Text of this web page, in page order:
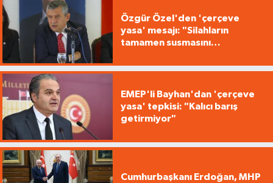
Özgür Özel'den 'çerçeve
yasa' mesajı: "Silahların
tamamen susmasını
EMEP'li Bayhan'dan 'çerçeve
yasa' tepkisi: "Kalıcı barış
getirmiyor"
Cumhurbaşkanı Erdoğan, MHP